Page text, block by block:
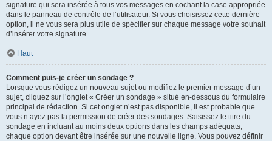
signature qui sera insérée à tous vos messages en cochant la case appropriée
dans le panneau de contrôle de l’utilisateur. Si vous choisissez cette dernière
option, il ne vous sera plus utile de spécifier sur chaque message votre souhait
d’insérer votre signature.
Haut
Comment puis-je créer un sondage ?
Lorsque vous rédigez un nouveau sujet ou modifiez le premier message d’un
sujet, cliquez sur l’onglet « Créer un sondage » situé en-dessous du formulaire
principal de rédaction. Si cet onglet n’est pas disponible, il est probable que
vous n’ayez pas la permission de créer des sondages. Saisissez le titre du
sondage en incluant au moins deux options dans les champs adéquats,
chaque option devant être insérée sur une nouvelle ligne. Vous pouvez définir